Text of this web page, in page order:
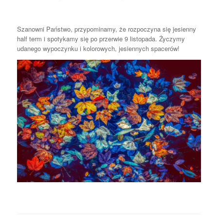
Szanowni Państwo, przypominamy, że rozpoczyna się jesienny
half term i spotykamy się po przerwie 9 listopada. Życzymy
udanego wypoczynku i kolorowych, jesiennych spacerów!